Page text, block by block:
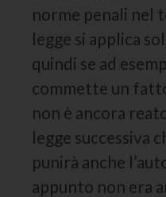
norme penali nel
legge si applica
quindi se ad
commette un
non è ancora
legge successiva
punirà anche
appunto non era